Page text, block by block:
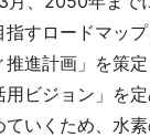
指すロードマッ
推進計画」を策
用ビジョン」を
いくため、水